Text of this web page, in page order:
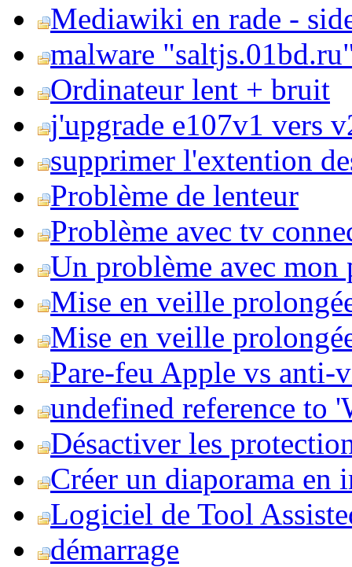
Mediawiki en rade -
malware
Ordinateur lent + bruit
j'upgrade e107v1 vers
supprimer l'extention
Problème de lenteur
Problème avec tv
Un problème avec mon
Mise en veille
Mise en veille
Pare-feu Apple vs anti-
undefined reference to
Désactiver les
Créer un diaporama en
Logiciel de Tool
démarrage